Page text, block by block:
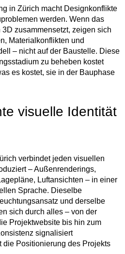
in Zürich macht Designkonflikte
werden. Wenn das
zusammensetzt, zeigen sich
Materialkonflikten und
– nicht auf der Baustelle. Diese
zu beheben kostet
es kostet, sie in der Bauphase
visuelle Identität
verbindet jeden visuellen
– Außenrenderings,
Luftansichten – in einer
Sprache. Dieselbe
und derselbe
sich durch alles – von der
Projektwebsite bis hin zum
signalisiert
die Positionierung des Projekts